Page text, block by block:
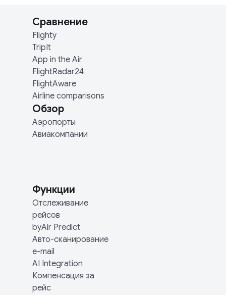
Сравнение
Flighty
TripIt
App in the Air
FlightRadar24
FlightAware
Airline comparisons
Обзор
Аэропорты
Авиакомпании
Функции
Отслеживание
рейсов
byAir Predict
Авто-сканирование
e-mail
AI Integration
Компенсация за
рейс